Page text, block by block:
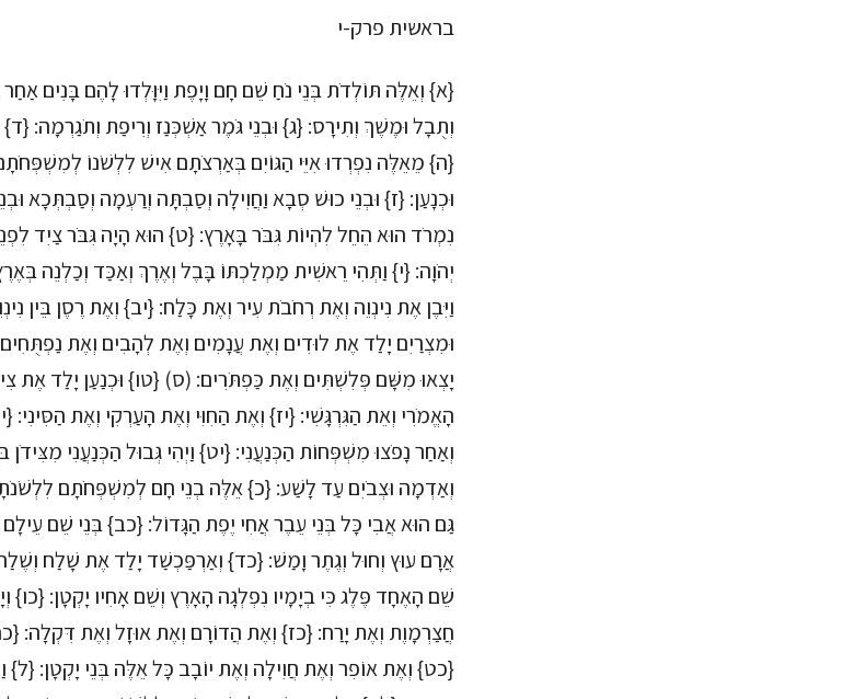
בראשית פרק-י
{א} וְאֵלֶּה תּוֹלְדֹת בְּנֵי נֹחַ שֵׁם חָם וָיָפֶת וַיִּוָּלְדוּ לָהֶם בָּנִים אַחַר
וְתֻבָל וּמֶשֶׁךְ וְתִירָס: {ג} וּבְנֵי גֹּמֶר אַשְׁכְּנַז וְרִיפַת וְתֹגַרְמָה: {ד}
{ה} מֵאֵלֶּה נִפְרְדוּ אִיֵּי הַגּוֹיִם בְּאַרְצֹתָם אִישׁ לִלְשֹׁנוֹ לְמִשְׁפְּחֹתָם
וּכְנָעַן: {ז} וּבְנֵי כוּשׁ סְבָא וַחֲוִילָה וְסַבְתָּה וְרַעְמָה וְסַבְתְּכָא
נִמְרֹד הוּא הֵחֵל לִהְיוֹת גִּבֹּר בָּאָרֶץ: {ט} הוּא הָיָה גִּבֹּר צַיִד
יְהֹוָה: {י} וַתְּהִי רֵאשִׁית מַמְלַכְתּוֹ בָּבֶל וְאֶרֶךְ וְאַכַּד וְכַלְנֵה
וַיִּבֶן אֶת נִינְוֵה וְאֶת רְחֹבֹת עִיר וְאֶת כָּלַח: {יב} וְאֶת רֶסֶן בֵּין
וּמִצְרַיִם יָלַד אֶת לוּדִים וְאֶת עֲנָמִים וְאֶת לְהָבִים וְאֶת
יָצְאוּ מִשָּׁם פְּלִשְׁתִּים וְאֶת כַּפְתֹּרִים: (ס) {טו} וּכְנַעַן יָלַד אֶת
הָאֱמֹרִי וְאֵת הַגִּרְגָּשִׁי: {יז} וְאֶת הַחִוִּי וְאֶת הָעַרְקִי וְאֶת
וְאַחַר נָפֹצוּ מִשְׁפְּחוֹת הַכְּנַעֲנִי: {יט} וַיְהִי גְּבוּל הַכְּנַעֲנִי
וְאַדְמָה וּצְבֹיִם עַד לָשַׁע: {כ} אֵלֶּה בְנֵי חָם לְמִשְׁפְּחֹתָם
גַּם הוּא אֲבִי כָּל בְּנֵי עֵבֶר אֲחִי יֶפֶת הַגָּדוֹל: {כב} בְּנֵי שֵׁם עֵילָם
אֲרָם עוּץ וְחוּל וְגֶתֶר וָמַשׁ: {כד} וְאַרְפַּכְשַׁד יָלַד אֶת שָׁלַח
שֵׁם הָאֶחָד פֶּלֶג כִּי בְיָמָיו נִפְלְגָה הָאָרֶץ וְשֵׁם אָחִיו יָקְטָן:
חֲצַרְמָוֶת וְאֶת יָרַח: {כז} וְאֶת הֲדוֹרָם וְאֶת אוּזָל וְאֶת דִּקְלָה:
{כט} וְאֶת אוֹפִר וְאֶת חֲוִילָה וְאֶת יוֹבָב כָּל אֵלֶּה בְּנֵי יָקְטָן: